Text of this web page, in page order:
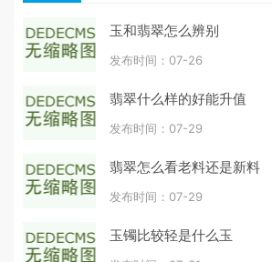
玉和翡翠怎么辨别
发布时间：07-26
翡翠什么样的好能升值
发布时间：07-29
翡翠怎么看老料还是新料
发布时间：07-29
玉镯比较轻是什么玉